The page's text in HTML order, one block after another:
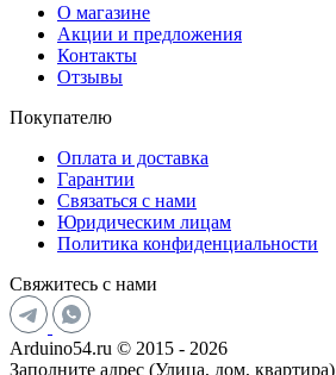
О магазине
Акции и предложения
Контакты
Отзывы
Покупателю
Оплата и доставка
Гарантии
Связаться с нами
Юридическим лицам
Политика конфиденциальности
Свяжитесь с нами
Arduino54.ru © 2015 - 2026
Заполните адрес (Улица, дом, квартира)